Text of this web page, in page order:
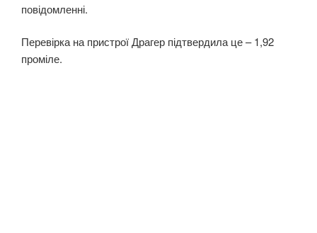
повідомленні.
Перевірка на пристрої Драгер підтвердила це – 1,92
проміле.